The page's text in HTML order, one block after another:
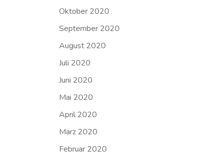
Oktober 2020
September 2020
August 2020
Juli 2020
Juni 2020
Mai 2020
April 2020
März 2020
Februar 2020